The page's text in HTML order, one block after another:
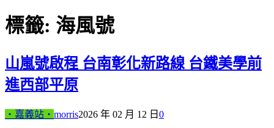
標籤: 海風號
山嵐號啟程 台南彰化新路線 台鐵美學前
進西部平原
‧嘉義站‧ morris2026 年 02 月 12 日 0